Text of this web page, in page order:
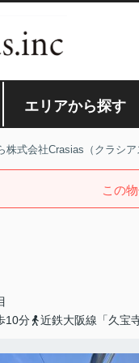
エリアから探す
株式会社Crasias（クラシア
この
10分
近鉄大阪線「久宝